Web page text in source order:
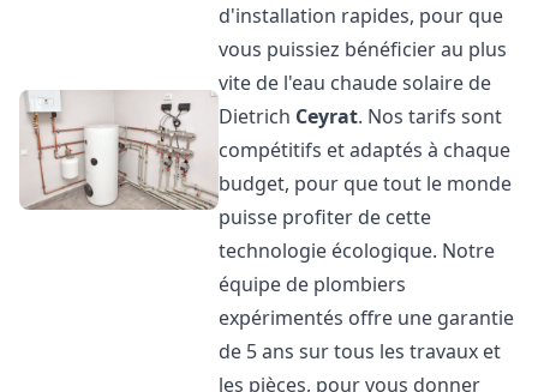
d'installation rapides, pour que
vous puissiez bénéficier au plus
vite de l'eau chaude solaire de
Dietrich Ceyrat. Nos tarifs sont
compétitifs et adaptés à chaque
budget, pour que tout le monde
puisse profiter de cette
technologie écologique. Notre
équipe de plombiers
expérimentés offre une garantie
de 5 ans sur tous les travaux et
les pièces, pour vous donner